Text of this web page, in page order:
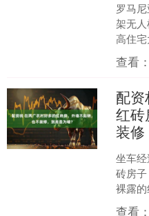
罗马
架无
高住
伤。
杰夫....
查看：
配
红
装修
坐车
砖房
裸露
外墙
查看：